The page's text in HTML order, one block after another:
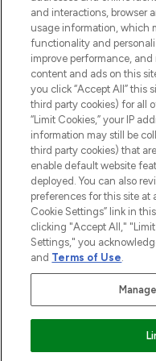
Do Not Sell
HILFE &
ÜBER
Pay Securely With
and interactions, browser
usage information, which
functionality and
improve performance,
content and ads on this
you click “Accept All” this
third party cookies) for all
“Limit Cookies,” your IP
information may still be
third party cookies) that
enable default website
deployed. You can also
preferences for this site at
Cookie Settings” link in
clicking "Accept All,"
Settings," you
and Terms of Use.